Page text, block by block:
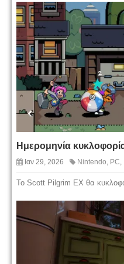
Ημερομηνία
Ιαν 29, 2026 Nintendo, PC,
Το Scott Pilgrim EX θα